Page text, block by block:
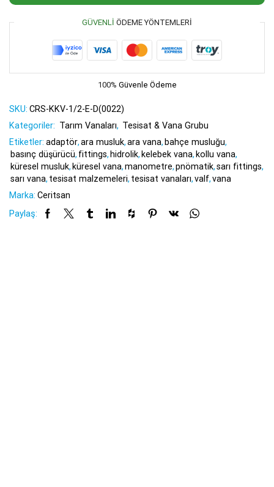
GÜVENLI ÖDEME YÖNTEMLERI
100% Güvenle Ödeme
SKU: CRS-KKV-1/2-E-D(0022)
Kategoriler: Tarım Vanaları, Tesisat & Vana Grubu
Etiketler: adaptör,ara musluk,ara vana,bahçe musluğu,
basınç düşürücü, fittings,hidrolik,kelebek vana,kollu vana,
küresel musluk,küresel vana,manometre,pnömatik,sarı fittings,
sarı vana, tesisat malzemeleri, tesisat vanaları,valf,vana
Marka: Ceritsan
Paylaş: